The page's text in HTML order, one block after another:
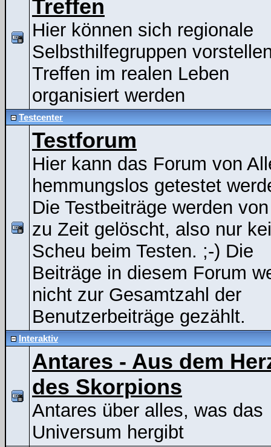
Treffen
Hier können sich regionale
Selbsthilfegruppen
Treffen im realen Leben
organisiert werden
Testcenter
Testforum
Hier kann das Forum von
hemmungslos getestet
Die Testbeiträge werden
zu Zeit gelöscht, also nur
Scheu beim Testen. ;-) Die
Beiträge in diesem Forum
nicht zur Gesamtzahl der
Benutzerbeiträge gezählt.
Interaktiv
Antares - Aus dem
des Skorpions
Antares über alles, was das
Universum hergibt